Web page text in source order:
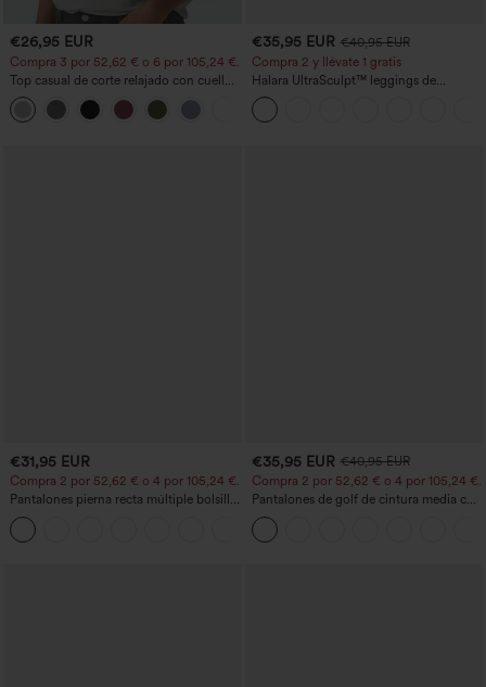
€26,95 EUR
Compra 3 por 52,62 € o 6 por 105,24 €.
Top casual de corte relajado con cuello
redondo y mangas murciélago.
€35,95 EUR €40,95 EUR
Compra 2 y llévate 1 gratis
Halara UltraSculpt™ leggings de
entrenamiento moldeadores de talle alto
con fruncido trasero que realza los
glúteos, control de abdomen y bolsillos
€31,95 EUR
Compra 2 por 52,62 € o 4 por 105,24 €.
Pantalones pierna recta múltiple bolsillo
botón tiro alto
€35,95 EUR €40,95 EUR
Compra 2 por 52,62 € o 4 por 105,24 €.
Pantalones de golf de cintura media con
cordón, dobladillo curvo, secado rápido,
de corte cónico y con bolsillos - UPF40+